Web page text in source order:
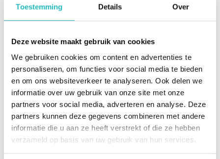
Toestemming Details Over
Deze website maakt gebruik van cookies
We gebruiken cookies om content en advertenties te
personaliseren, om functies voor social media te bieden
en om ons websiteverkeer te analyseren. Ook delen we
informatie over uw gebruik van onze site met onze
partners voor social media, adverteren en analyse. Deze
partners kunnen deze gegevens combineren met andere
informatie die u aan ze heeft verstrekt of die ze hebben
verzameld op basis van uw gebruik van hun services.
foto's. We zijn trots op het resultaat en we
willen iedereen bedanken die mee heeft
brengen!
Lees dit bericht
New Horizons in Housing First
12Dec.
In november is het team Housing First naar
Dublin afgereisd voor het congres “New